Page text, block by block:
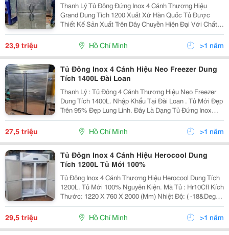
Thanh Lý Tủ Đông Đứng Inox 4 Cánh Thương Hiệu
Grand Dung Tích 1200 Xuất Xứ Hàn Quốc Tủ Được
Thiết Kế Sản Xuất Trên Dây Chuyền Hiện Đại Với Chất
Liệu Cao Cấp, Siêu Bền Bỉ. Nhiệt Độ: ( - 18&Deg;C )
Trọng Lượng : 180Kg Kích Thước Tủ : 1300...
23,9 triệu Hồ Chí Minh >1 năm
Tủ Đông Inox 4 Cánh Hiệu Neo Freezer Dung
Tích 1400L Đài Loan
Thanh Lý : Tủ Đông 4 Cánh Thương Hiệu Neo Freezer
Dung Tích 1400L. Nhập Khẩu Tại Đài Loan . Tủ Mới Đẹp
Trên 95% Đẹp Lung Linh. Đây Là Dạng Tủ Đứng Inox
Dùng Để Ủ, Trữ Đông Các Loại Thực Phẩm Như Thit Ca,
Các Thực Phẩm Đông Lạnh. Dành Cho Nhà...
27,5 triệu Hồ Chí Minh >1 năm
Tủ Đôgn Inox 4 Cánh Hiệu Herocool Dung
Tích 1200L Tủ Mới 100%
Tủ Đông Inox 4 Cánh Thương Hiệu Herocool Dung Tích
1200L. Tủ Mới 100% Nguyên Kiện. Mã Tủ : Hr10Cfl Kích
Thước: 1220 X 760 X 2000 (Mm) Nhiệt Độ: ( -18&Deg;C
~ -22&Deg;C) Khối Lượng: 170Kg Năm Sản Xuất: 2024
Dòng Điện 220V. &Bull;Block...
29,5 triệu Hồ Chí Minh >1 năm